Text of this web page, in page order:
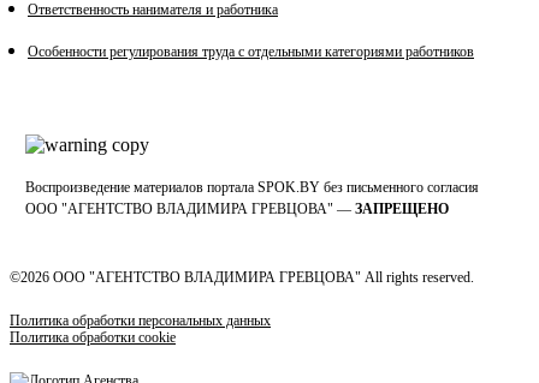
Ответственность нанимателя и работника
Особенности регулирования труда с отдельными категориями работников
Воспроизведение материалов портала SPOK.BY без письменного согласия
OOO "АГЕНТСТВО ВЛАДИМИРА ГРЕВЦОВА" — ЗАПРЕЩЕНО
©2026 ООО "АГЕНТСТВО ВЛАДИМИРА ГРЕВЦОВА" All rights reserved.
Политика обработки персональных данных
Политика обработки cookie